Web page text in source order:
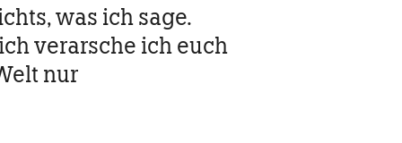
was ich sage.
verarsche ich euch
nur